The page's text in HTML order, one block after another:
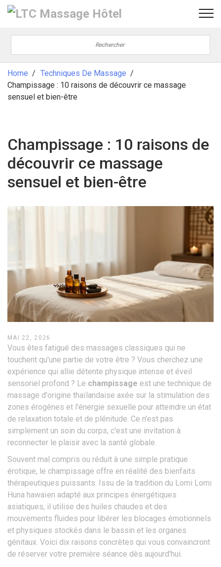
Home
Techniques De Massage
Champissage : 10 raisons de découvrir ce massage
sensuel et bien-être
Champissage : 10 raisons de
découvrir ce massage
sensuel et bien-être
MAI 22, 2026
Vous êtes fatigué des massages classiques qui ne
touchent qu'une partie de votre être ? Vous cherchez une
expérience qui allie détente physique intense et éveil
sensoriel profond ? Le champissage est une technique de
massage d'origine thaïlandaise axée sur la stimulation des
zones érogènes et l'énergie sexuelle pour atteindre un état
de relaxation totale et de plénitude. Ce n'est pas
simplement un soin du corps, c'est une invitation à
reconnecter le plaisir avec la santé globale.
Souvent mal compris ou réduit à une simple pratique
érotique, le champissage offre en réalité des bienfaits
thérapeutiques puissants. Issu de la tradition du Lomi Lomi
Huna hawaïen adapté aux principes énergétiques
asiatiques, il utilise des huiles chaudes et des
mouvements fluides pour libérer les blocages émotionnels
et physiques stockés dans le bassin et les organes
génitaux. Voici dix raisons concrètes qui vous convaincront
de réserver votre première séance dès aujourd'hui.